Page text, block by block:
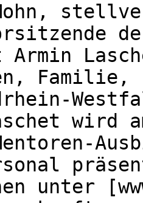
Armin
Familie,
wird
unter